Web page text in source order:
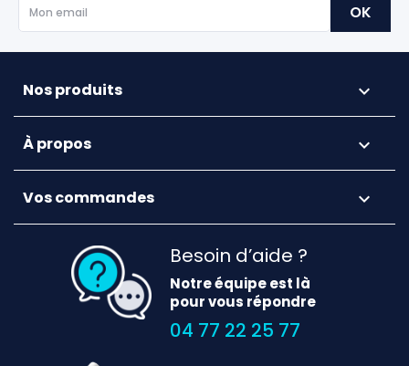
Nos produits 
À propos 
Vos commandes 
Besoin d’aide ?
Notre équipe est là
pour vous répondre
04 77 22 25 77